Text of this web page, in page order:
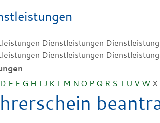
Dienstleistungen
Dienstleistungen
D E F G H I J K L M N O P Q R S T U V W X